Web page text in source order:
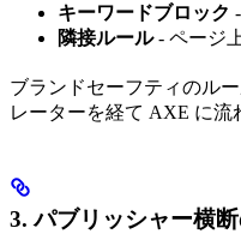
キーワードブロック
隣接ルール- ページ
ブランドセーフティのル
レーターを経て AXE に流
3. パブリッシャー横